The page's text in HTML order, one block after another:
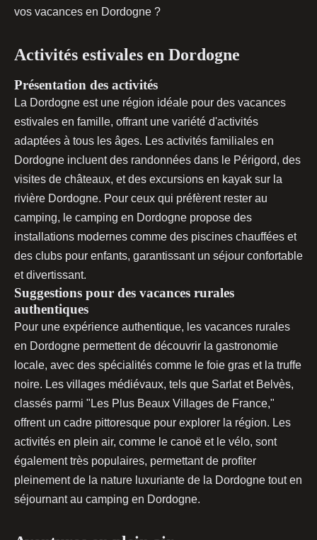
vos vacances en Dordogne ?
Activités estivales en Dordogne
Présentation des activités
La Dordogne est une région idéale pour des vacances
estivales en famille, offrant une variété d'activités
adaptées à tous les âges. Les activités familiales en
Dordogne incluent des randonnées dans le Périgord, des
visites de châteaux, et des excursions en kayak sur la
rivière Dordogne. Pour ceux qui préfèrent rester au
camping, le camping en Dordogne propose des
installations modernes comme des piscines chauffées et
des clubs pour enfants, garantissant un séjour confortable
et divertissant.
Suggestions pour des vacances rurales
authentiques
Pour une expérience authentique, les vacances rurales
en Dordogne permettent de découvrir la gastronomie
locale, avec des spécialités comme le foie gras et la truffe
noire. Les villages médiévaux, tels que Sarlat et Belvès,
classés parmi "Les Plus Beaux Villages de France,"
offrent un cadre pittoresque pour explorer la région. Les
activités en plein air, comme le canoë et le vélo, sont
également très populaires, permettant de profiter
pleinement de la nature luxuriante de la Dordogne tout en
séjournant au camping en Dordogne.